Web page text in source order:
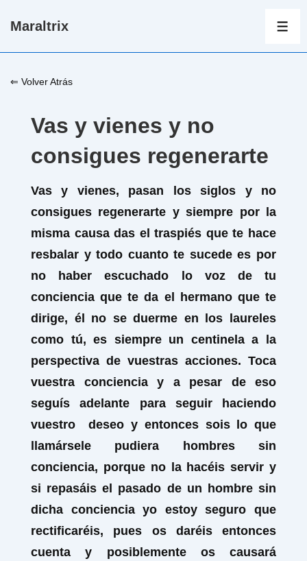
Saltar
principal
Maraltrix
⇐ Volver Atrás
Vas y vienes y no
consigues regenerarte
Vas y vienes, pasan los siglos y no
consigues regenerarte y siempre por la
misma causa das el traspiés que te hace
resbalar y todo cuanto te sucede es por
no haber escuchado lo voz de tu
conciencia que te da el hermano que te
dirige, él no se duerme en los laureles
como tú, es siempre un centinela a la
perspectiva de vuestras acciones. Toca
vuestra conciencia y a pesar de eso
seguís adelante para seguir haciendo
vuestro deseo y entonces sois lo que
llamársele pudiera hombres sin
conciencia, porque no la hacéis servir y
si repasáis el pasado de un hombre sin
dicha conciencia yo estoy seguro que
rectificaréis, pues os daréis entonces
cuenta y posiblemente os causará